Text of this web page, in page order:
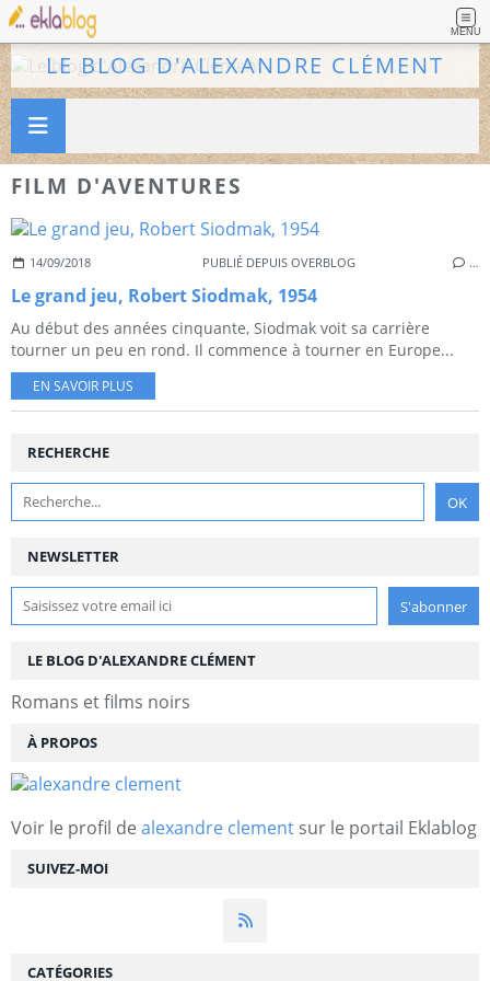
MENU
LE BLOG D'ALEXANDRE CLÉMENT
FILM D'AVENTURES
14/09/2018 PUBLIÉ DEPUIS OVERBLOG …
Le grand jeu, Robert Siodmak, 1954
Au début des années cinquante, Siodmak voit sa carrière
tourner un peu en rond. Il commence à tourner en Europe...
EN SAVOIR PLUS
NEWSLETTER
SUIVEZ-MOI
RECHERCHE
LE BLOG D'ALEXANDRE CLÉMENT
Romans et films noirs
À PROPOS
Voir le profil de alexandre clement sur le portail Eklablog
CATÉGORIES